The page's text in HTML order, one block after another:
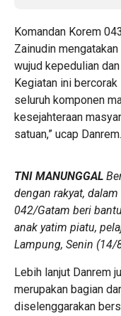
Komandan Korem
Zainudin
wujud kepedulian
Kegiatan ini
seluruh komponen
kesejahteraan
satuan,” ucap Danrem.
TNI MANUNGGAL
dengan rakyat,
042/Gatam beri
anak yatim piatu,
Lampung, Senin
Lebih lanjut Danrem
merupakan bagian
diselenggarakan